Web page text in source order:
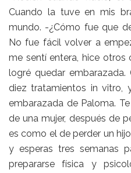
Cuando la tuve en mis
mundo. -¿Cómo fue que
No fue fácil volver a
me sentí entera, hice
logré quedar
diez tratamientos in vitro,
embarazada de Paloma.
de una mujer, después de
es como el de perder un
y esperas tres semanas
prepararse física y